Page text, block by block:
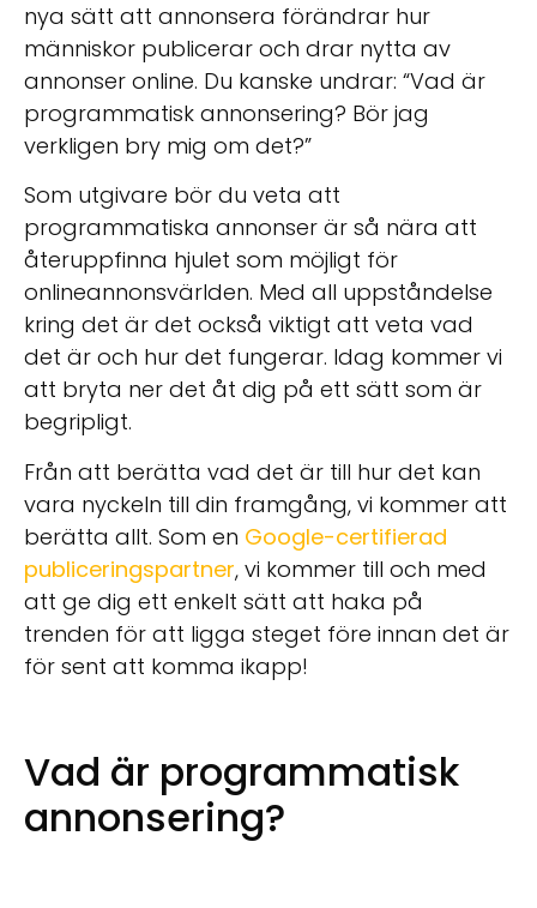
nya sätt att annonsera förändrar hur
människor publicerar och drar nytta av
annonser online. Du kanske undrar: “Vad är
programmatisk annonsering? Bör jag
verkligen bry mig om det?”
Som utgivare bör du veta att
programmatiska annonser är så nära att
återuppfinna hjulet som möjligt för
onlineannonsvärlden. Med all uppståndelse
kring det är det också viktigt att veta vad
det är och hur det fungerar. Idag kommer vi
att bryta ner det åt dig på ett sätt som är
begripligt.
Från att berätta vad det är till hur det kan
vara nyckeln till din framgång, vi kommer att
berätta allt. Som en Google-certifierad
publiceringspartner, vi kommer till och med
att ge dig ett enkelt sätt att haka på
trenden för att ligga steget före innan det är
för sent att komma ikapp!
Vad är programmatisk
annonsering?